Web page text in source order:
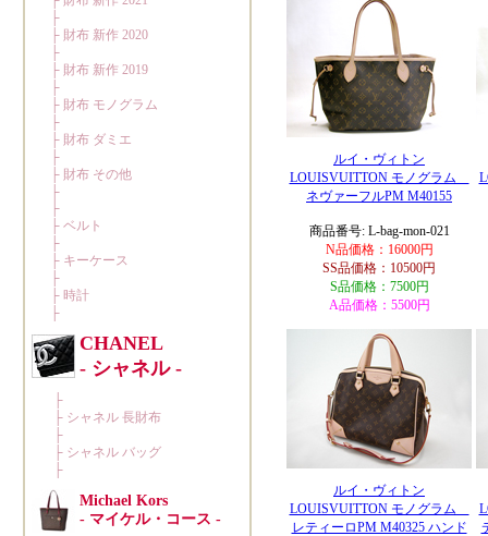
ルイ・ヴィトン
LOUISVUITTON モノグラム
ネヴァーフルPM M40155
商品番号: L-bag-mon-021
N品価格：16000円
SS品価格：10500円
S品価格：7500円
A品価格：5500円
ルイ・ヴィトン
LOUISVUITTON モノグラム
レティーロPM M40325 ハンド